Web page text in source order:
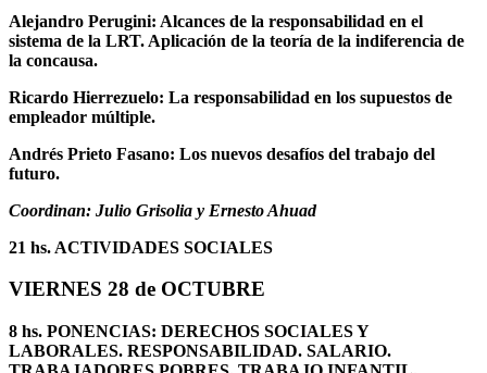
Alejandro Perugini: Alcances de la responsabilidad en el
sistema de la LRT. Aplicación de la teoría de la indiferencia de
la concausa.
Ricardo Hierrezuelo: La responsabilidad en los supuestos de
empleador múltiple.
Andrés Prieto Fasano: Los nuevos desafíos del trabajo del
futuro.
Coordinan: Julio Grisolia y Ernesto Ahuad
21 hs. ACTIVIDADES SOCIALES
VIERNES 28 de OCTUBRE
8 hs. PONENCIAS: DERECHOS SOCIALES Y
LABORALES. RESPONSABILIDAD. SALARIO.